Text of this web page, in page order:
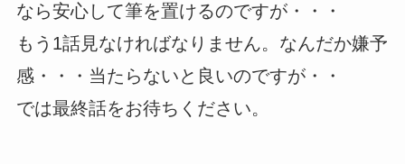
なら安心して筆を置けるのですが・・・
もう1話見なければなりません。なんだか嫌予
感・・・当たらないと良いのですが・・
では最終話をお待ちください。